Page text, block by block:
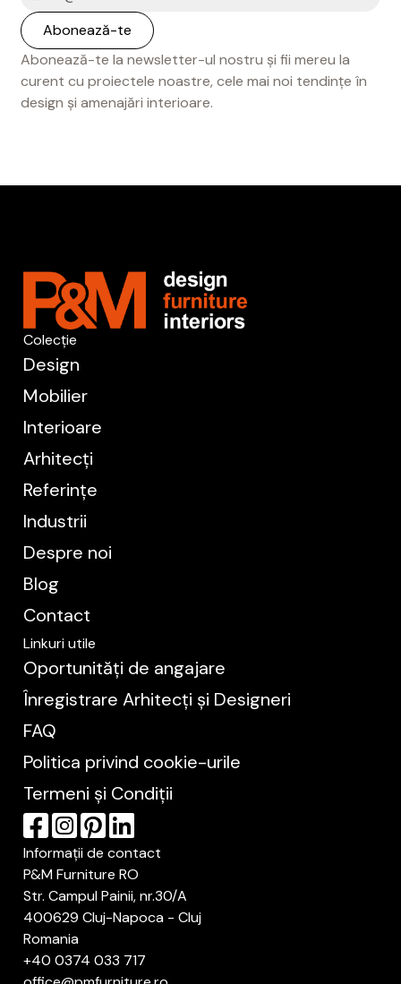
Abonează-te la newsletter-ul nostru și fii mereu la
curent cu proiectele noastre, cele mai noi tendințe în
design și amenajări interioare.
Colecție
Design
Mobilier
Interioare
Arhitecți
Referințe
Industrii
Despre noi
Blog
Contact
Linkuri utile
Oportunități de angajare
Înregistrare Arhitecți și Designeri
FAQ
Politica privind cookie-urile
Termeni și Condiții
Informații de contact
P&M Furniture RO
Str. Campul Painii, nr.30/A
400629 Cluj-Napoca - Cluj
Romania
+40 0374 033 717